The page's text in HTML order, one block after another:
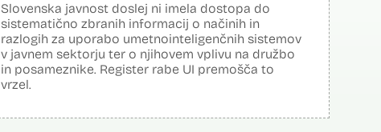
Slovenska javnost doslej ni imela dostopa do
sistematično zbranih informacij o načinih in
razlogih za uporabo umetnointeligenčnih sistemov
v javnem sektorju ter o njihovem vplivu na družbo
in posameznike. Register rabe UI premošča to
vrzel.